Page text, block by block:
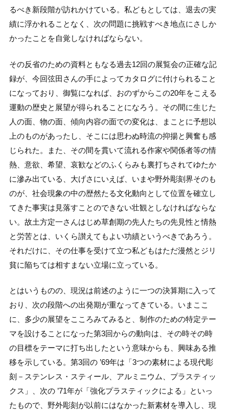
るべき新段階が訪れかけている。私どもとしては、退去の実
績に浮かれることなく、次の問題に挑戦すべき地点にさしか
かったことを自覚しなければならない。
その反省のための資料ともなる過去12回の展覧会の正確な記
録が、今回弦田さんの手によってカタログに付けられること
になっており、御覧になれば、おのずからこの20年をこえる
運動の歴史と展望が得られることになろう。その間に生じた
人の面、物の面、傾向内容の面での変化は、まことに予想以
上のものがあったし、そこには思わぬ時流の抑揚と興奮も感
じられた。また、その間を貫いて流れる作家や関係者等の情
熱、意欲、希望、哀歓などのふくらみも裏打ちされてゆたか
に滲み出ている、大げさにいえば、いまや野外彫刻界そのも
のが、社会現象の中の歴然たる文化動向として位置を確立し
てきた事実は見落すことのできない壮観としなければならな
い。故土方定一さんはじめ草創期の先人たちの先見性と情熱
と労苦とは、いくら讃えてもよい功績というべきであろう。
それだけに、その仕事を受けて立つ私どもはただ漫然とジリ
貧に陥ちては相すまない立場に立っている。
とはいうものの、現況は前述のように一つの決算期に入って
おり、次の段階への出発期が重なってきている。いまここ
に、多少の展望をこころみてみると、制作のための特定テー
マを設けることになった第3回からの動向は、その時その時
の目標をテーマに打ち出したという意味からも、興味ある推
移を示している。第3回の ’69年は「3つの素材による現代彫
刻－ステンレス・スティール、アルミニウム、プラスティッ
クス」、次の ’71年が「強化プラスティックによる」といっ
たもので、野外彫刻が以前にはなかった新素材を導入し、現